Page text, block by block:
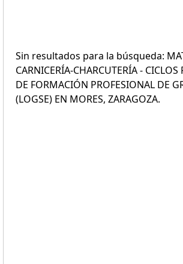
Sin resultados para la búsqueda:
CARNICERÍA-CHARCUTERÍA - CICLOS
DE FORMACIÓN PROFESIONAL DE
(LOGSE) EN MORES, ZARAGOZA.